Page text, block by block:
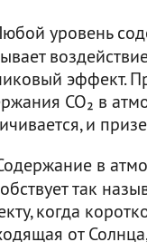
уровень
эффект.
СО₂ в
и
в
так
когда
от